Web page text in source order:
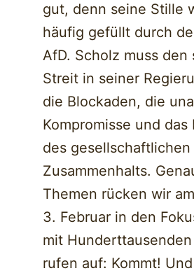
gut, denn seine Stille
häufig gefüllt durch
AfD. Scholz muss den
Streit in seiner
die Blockaden, die
Kompromisse und das
des gesellschaftlichen
Zusammenhalts.
Themen rücken wir
3. Februar in den
mit
rufen auf: Kommt!